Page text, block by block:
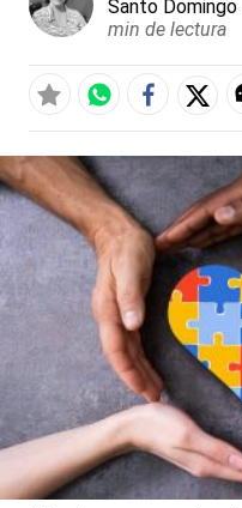
Santo Domingo
min de lectura